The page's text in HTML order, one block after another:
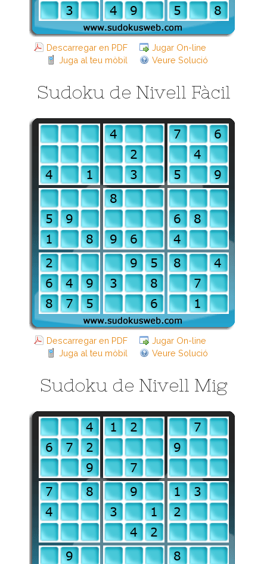
Descarregar en PDF
Jugar On-line
Juga al teu mòbil
Veure Solució
Sudoku de Nivell Fàcil
Descarregar en PDF
Jugar On-line
Juga al teu mòbil
Veure Solució
Sudoku de Nivell Mig